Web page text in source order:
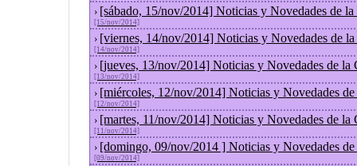
› [sábado, 15/nov/2014] Noticias y Novedades de
[15/nov/2014]
› [viernes, 14/nov/2014] Noticias y Novedades de
[14/nov/2014]
› [jueves, 13/nov/2014] Noticias y Novedades de la
[13/nov/2014]
› [miércoles, 12/nov/2014] Noticias y Novedades
[12/nov/2014]
› [martes, 11/nov/2014] Noticias y Novedades de la
[11/nov/2014]
› [domingo, 09/nov/2014 ] Noticias y Novedades
[09/nov/2014]